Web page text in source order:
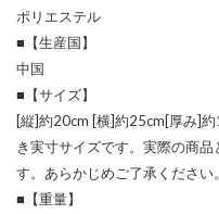
ポリエステル
■【生産国】
中国
■【サイズ】
[縦]約20cm [横]約25cm[厚み]
き実寸サイズです。実際の商
す。あらかじめご了承ください。
■【重量】